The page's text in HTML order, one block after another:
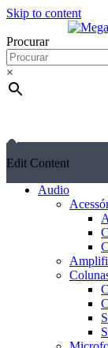
Skip to content
Procurar
×
Edit Content
Audio